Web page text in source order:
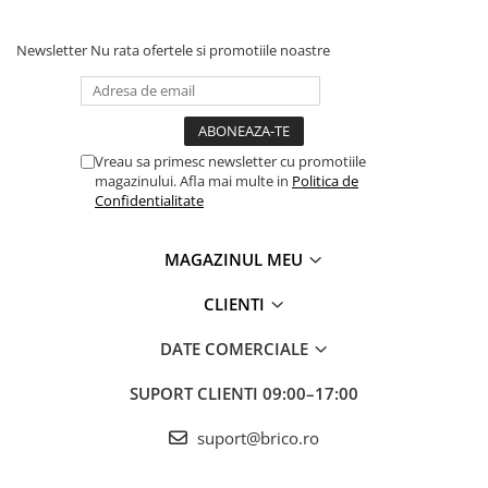
Prelate, pavilioane, umbrele
Case de gradina
Newsletter Nu rata ofertele si promotiile noastre
Vreau sa primesc newsletter cu promotiile
magazinului. Afla mai multe in Politica de
Confidentialitate
MAGAZINUL MEU
CLIENTI
DATE COMERCIALE
SUPORT CLIENTI 09:00–17:00
suport@brico.ro